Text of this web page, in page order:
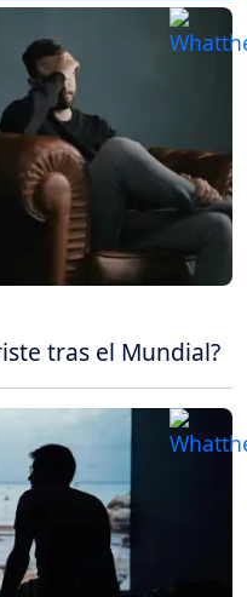
tras el Mundial?